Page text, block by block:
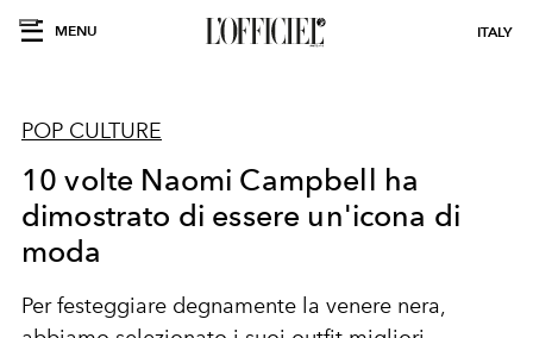
MENU ITALY
POP CULTURE
10 volte Naomi Campbell ha
dimostrato di essere un'icona di
moda
Per festeggiare degnamente la venere nera,